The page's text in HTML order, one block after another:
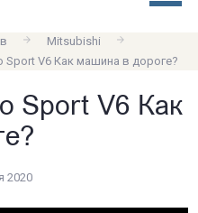
Mitsubishi
Sport V6 Как машина в дороге?
Sport V6 Как
2020